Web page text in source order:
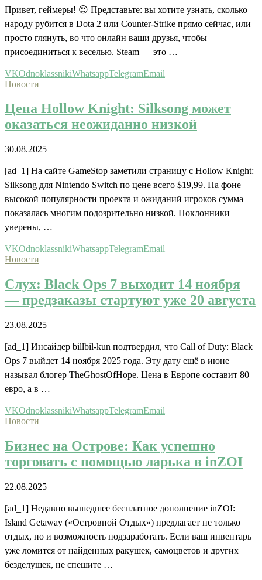
Привет, геймеры! 😍 Представьте: вы хотите узнать, сколько
народу рубится в Dota 2 или Counter-Strike прямо сейчас, или
просто глянуть, во что онлайн ваши друзья, чтобы
присоединиться к веселью. Steam — это …
VKOdnoklassnikiWhatsappTelegramEmail
Новости
Цена Hollow Knight: Silksong может
оказаться неожиданно низкой
30.08.2025
[ad_1] На сайте GameStop заметили страницу с Hollow Knight:
Silksong для Nintendo Switch по цене всего $19,99. На фоне
высокой популярности проекта и ожиданий игроков сумма
показалась многим подозрительно низкой. Поклонники
уверены, …
VKOdnoklassnikiWhatsappTelegramEmail
Новости
Слух: Black Ops 7 выходит 14 ноября
— предзаказы стартуют уже 20 августа
23.08.2025
[ad_1] Инсайдер billbil-kun подтвердил, что Call of Duty: Black
Ops 7 выйдет 14 ноября 2025 года. Эту дату ещё в июне
называл блогер TheGhostOfHope. Цена в Европе составит 80
евро, а в …
VKOdnoklassnikiWhatsappTelegramEmail
Новости
Бизнес на Острове: Как успешно
торговать с помощью ларька в inZOI
22.08.2025
[ad_1] Недавно вышедшее бесплатное дополнение inZOI:
Island Getaway («Островной Отдых») предлагает не только
отдых, но и возможность подзаработать. Если ваш инвентарь
уже ломится от найденных ракушек, самоцветов и других
безделушек, не спешите …